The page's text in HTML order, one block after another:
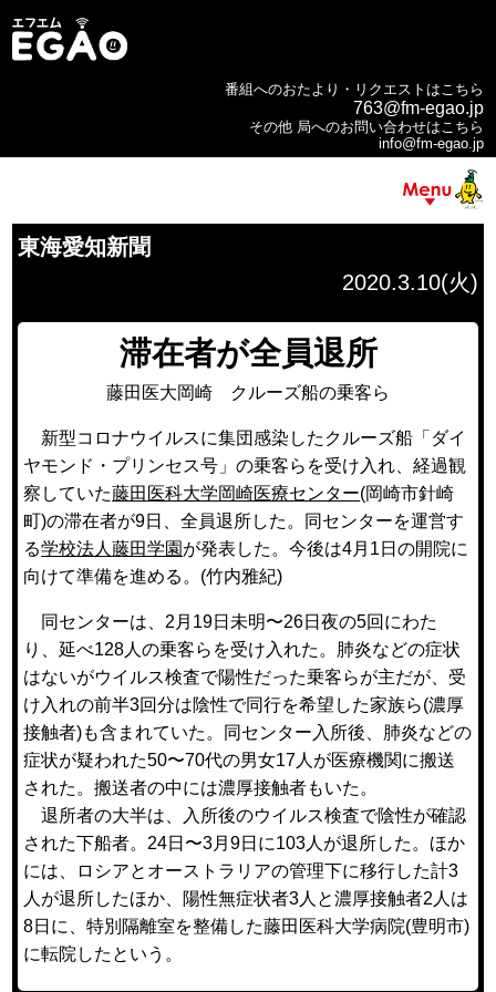
番組へのおたより・リクエストはこちら
763@fm-egao.jp
その他 局へのお問い合わせはこちら
info@fm-egao.jp
東海愛知新聞
2020.3.10(火)
滞在者が全員退所
藤田医大岡崎 クルーズ船の乗客ら
新型コロナウイルスに集団感染したクルーズ船「ダイ
ヤモンド・プリンセス号」の乗客らを受け入れ、経過観
察していた藤田医科大学岡崎医療センター(岡崎市針崎
町)の滞在者が9日、全員退所した。同センターを運営す
る学校法人藤田学園 が発表した。今後は4月1日の開院に
向けて準備を進める。(竹内雅紀)
同センターは、2月19日未明〜26日夜の5回にわた
り、延べ128人の乗客らを受け入れた。肺炎などの症状
はないがウイルス検査で陽性だった乗客らが主だが、受
け入れの前半3回分は陰性で同行を希望した家族ら(濃厚
接触者)も含まれていた。同センター入所後、肺炎などの
症状が疑われた50〜70代の男女17人が医療機関に搬送
された。搬送者の中には濃厚接触者もいた。
退所者の大半は、入所後のウイルス検査で陰性が確認
された下船者。24日〜3月9日に103人が退所した。ほか
には、ロシアとオーストラリアの管理下に移行した計3
人が退所したほか、陽性無症状者3人と濃厚接触者2人は
8日に、特別隔離室を整備した藤田医科大学病院(豊明市)
に転院したという。